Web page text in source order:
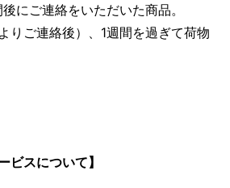
にご連絡をいただいた商品。
りご連絡後）、1週間を過ぎて荷物
ビスについて】